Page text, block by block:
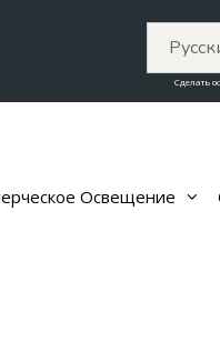
Сделать
Освещение